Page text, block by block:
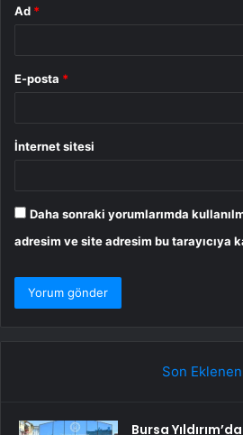
Ad *
E-posta *
İnternet sitesi
Daha sonraki yorumlarımda
adresim ve site adresim bu tarayıcıya
Son Eklenen
Bursa